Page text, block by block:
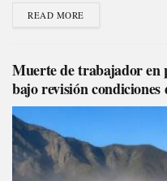
READ MORE
Muerte de trabajador en
bajo revisión condiciones